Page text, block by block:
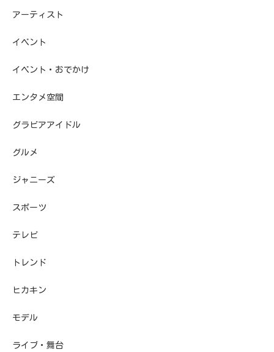
アーティスト
イベント
イベント・おでかけ
エンタメ空間
グラビアアイドル
グルメ
ジャニーズ
スポーツ
テレビ
トレンド
ヒカキン
モデル
ライブ・舞台